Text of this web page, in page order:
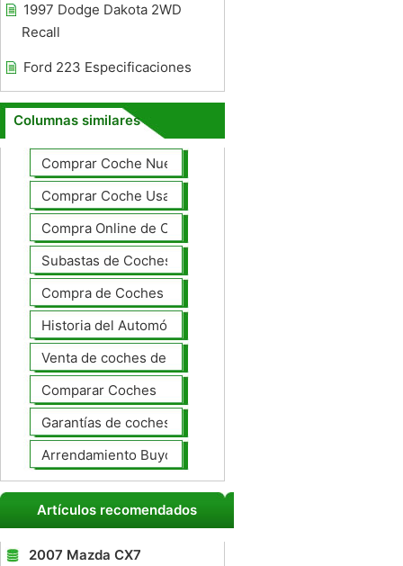
1997 Dodge Dakota 2WD
Recall
Ford 223 Especificaciones
Columnas similares
Comprar Coche Nuevo
Comprar Coche Usado
Compra Online de Coches
Subastas de Coches
Compra de Coches Basics
Historia del Automóvil
Venta de coches de lujo
Comparar Coches
Garantías de coches ampliado
Arrendamiento Buyout
Artículos recomendados
2007 Mazda CX7